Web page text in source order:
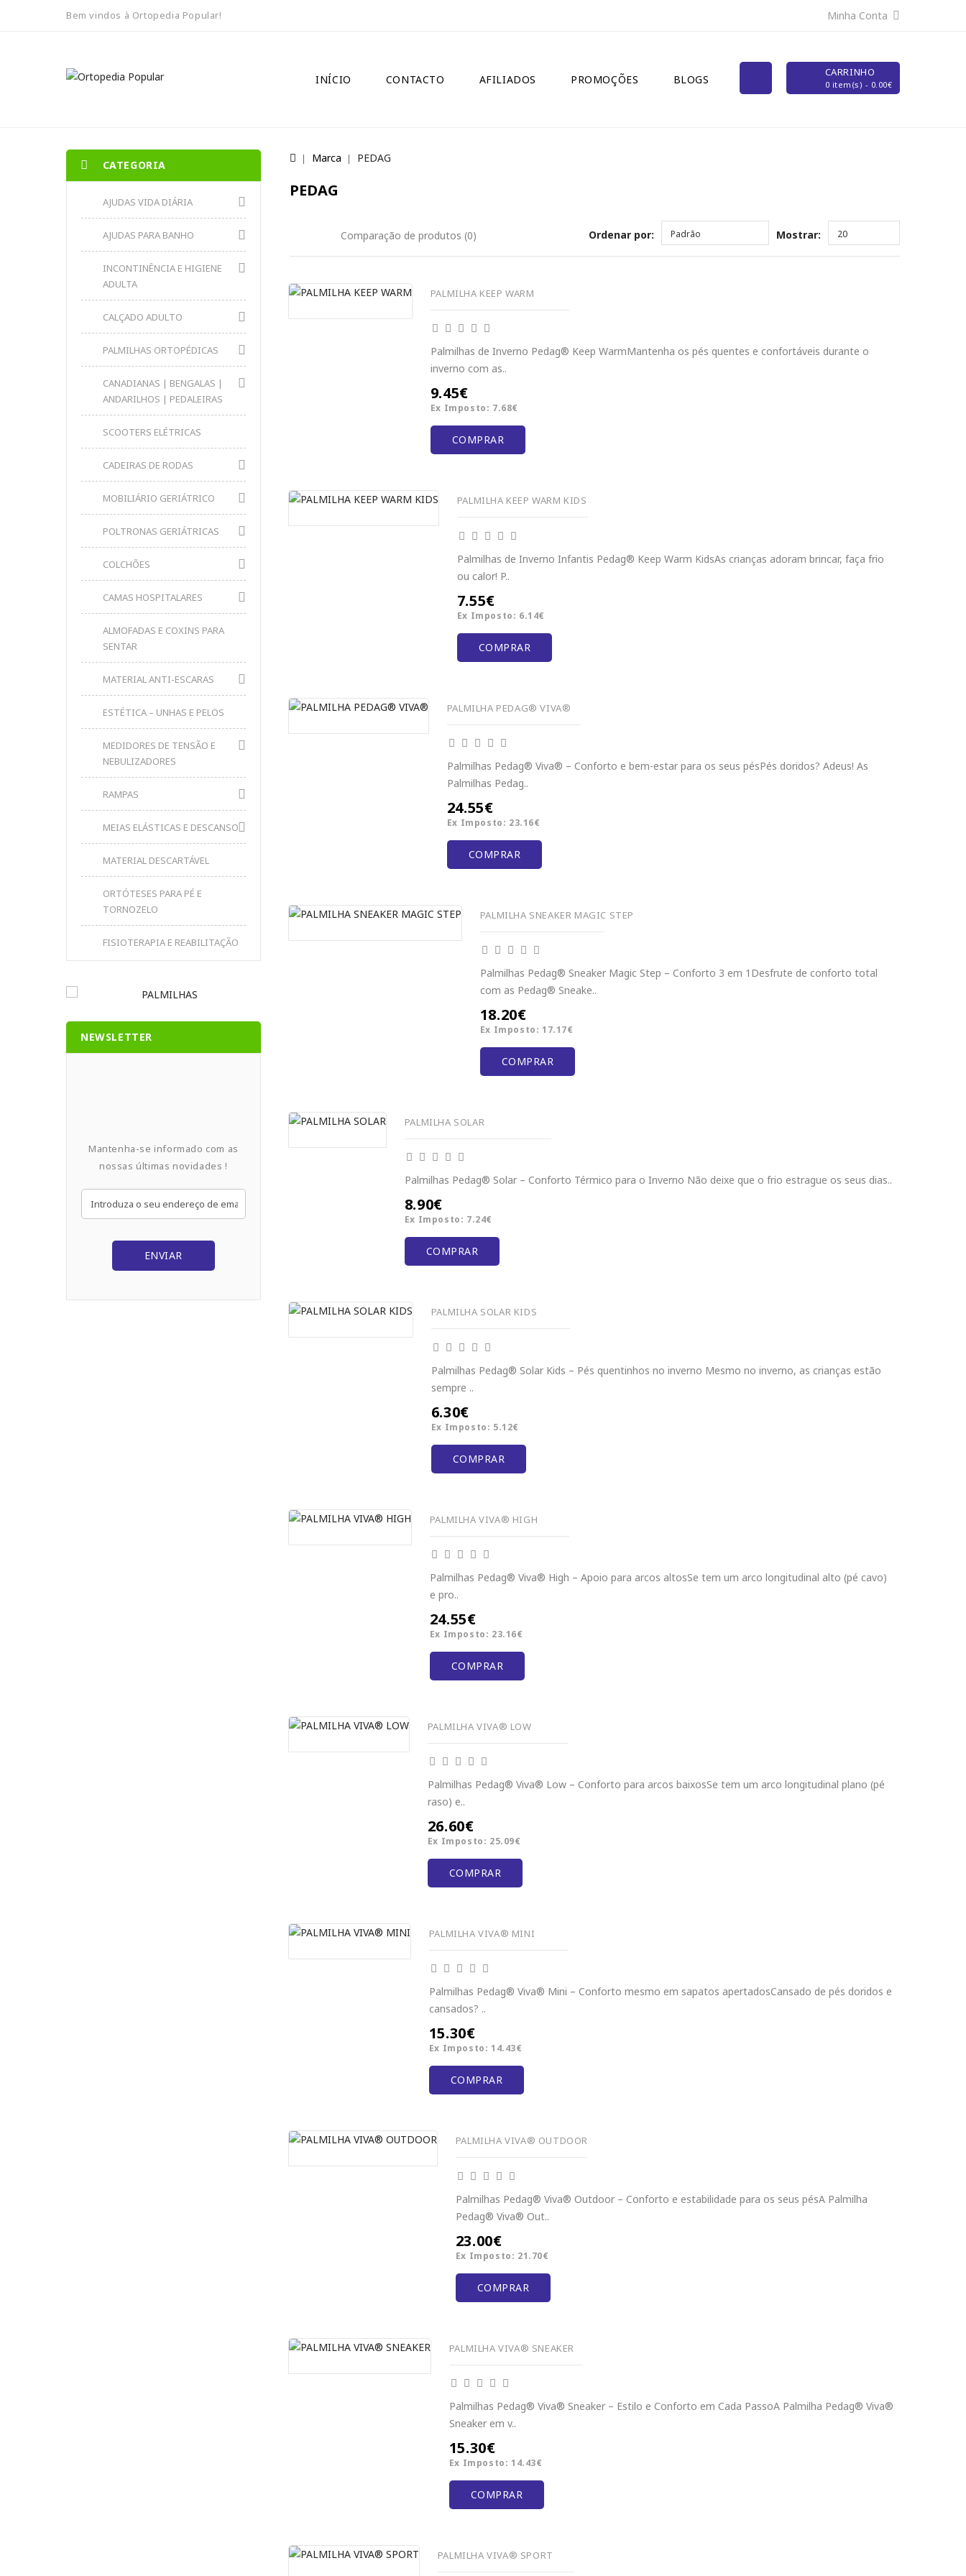
Bem vindos à Ortopedia Popular! Minha Conta
CARRINHO
0 item(s) - 0.00€
INÍCIO CONTACTO AFILIADOS PROMOÇÕES BLOGS
CATEGORIA
AJUDAS VIDA DIÁRIA
AJUDAS PARA BANHO
INCONTINÊNCIA E HIGIENE
ADULTA
CALÇADO ADULTO
PALMILHAS ORTOPÉDICAS
CANADIANAS | BENGALAS |
ANDARILHOS | PEDALEIRAS
SCOOTERS ELÉTRICAS
CADEIRAS DE RODAS
MOBILIÁRIO GERIÁTRICO
POLTRONAS GERIÁTRICAS
COLCHÕES
CAMAS HOSPITALARES
ALMOFADAS E COXINS PARA
SENTAR
MATERIAL ANTI-ESCARAS
ESTÉTICA – UNHAS E PELOS
MEDIDORES DE TENSÃO E
NEBULIZADORES
RAMPAS
MEIAS ELÁSTICAS E DESCANSO
MATERIAL DESCARTÁVEL
ORTÓTESES PARA PÉ E
TORNOZELO
FISIOTERAPIA E REABILITAÇÃO
NEWSLETTER
Mantenha-se informado com as
nossas últimas novidades !
ENVIAR
Marca PEDAG
PEDAG
Comparação de produtos (0) Ordenar por: Padrão Mostrar: 20
PALMILHA KEEP WARM
Palmilhas de Inverno Pedag® Keep WarmMantenha os pés quentes e confortáveis durante o
inverno com as..
9.45€
Ex Imposto: 7.68€
COMPRAR
PALMILHA KEEP WARM KIDS
Palmilhas de Inverno Infantis Pedag® Keep Warm KidsAs crianças adoram brincar, faça frio
ou calor! P..
7.55€
Ex Imposto: 6.14€
COMPRAR
PALMILHA PEDAG® VIVA®
Palmilhas Pedag® Viva® – Conforto e bem-estar para os seus pésPés doridos? Adeus! As
Palmilhas Pedag..
24.55€
Ex Imposto: 23.16€
COMPRAR
PALMILHA SNEAKER MAGIC STEP
Palmilhas Pedag® Sneaker Magic Step – Conforto 3 em 1Desfrute de conforto total
com as Pedag® Sneake..
18.20€
Ex Imposto: 17.17€
COMPRAR
PALMILHA SOLAR
Palmilhas Pedag® Solar – Conforto Térmico para o Inverno Não deixe que o frio estrague os seus dias..
8.90€
Ex Imposto: 7.24€
COMPRAR
PALMILHA SOLAR KIDS
Palmilhas Pedag® Solar Kids – Pés quentinhos no inverno Mesmo no inverno, as crianças estão
sempre ..
6.30€
Ex Imposto: 5.12€
COMPRAR
PALMILHA VIVA® HIGH
Palmilhas Pedag® Viva® High – Apoio para arcos altosSe tem um arco longitudinal alto (pé cavo)
e pro..
24.55€
Ex Imposto: 23.16€
COMPRAR
PALMILHA VIVA® LOW
Palmilhas Pedag® Viva® Low – Conforto para arcos baixosSe tem um arco longitudinal plano (pé
raso) e..
26.60€
Ex Imposto: 25.09€
COMPRAR
PALMILHA VIVA® MINI
Palmilhas Pedag® Viva® Mini – Conforto mesmo em sapatos apertadosCansado de pés doridos e
cansados? ..
15.30€
Ex Imposto: 14.43€
COMPRAR
PALMILHA VIVA® OUTDOOR
Palmilhas Pedag® Viva® Outdoor – Conforto e estabilidade para os seus pésA Palmilha
Pedag® Viva® Out..
23.00€
Ex Imposto: 21.70€
COMPRAR
PALMILHA VIVA® SNEAKER
Palmilhas Pedag® Viva® Sneaker – Estilo e Conforto em Cada PassoA Palmilha Pedag® Viva®
Sneaker em v..
15.30€
Ex Imposto: 14.43€
COMPRAR
PALMILHA VIVA® SPORT